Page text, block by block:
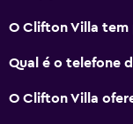
O Clifton Villa tem
Qual é o telefone
O Clifton Villa